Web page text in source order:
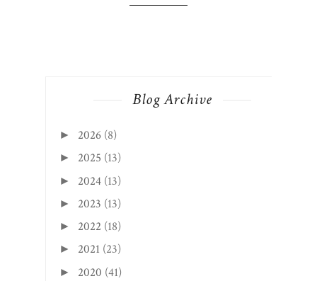
Blog Archive
► 2026 (8)
► 2025 (13)
► 2024 (13)
► 2023 (13)
► 2022 (18)
► 2021 (23)
► 2020 (41)